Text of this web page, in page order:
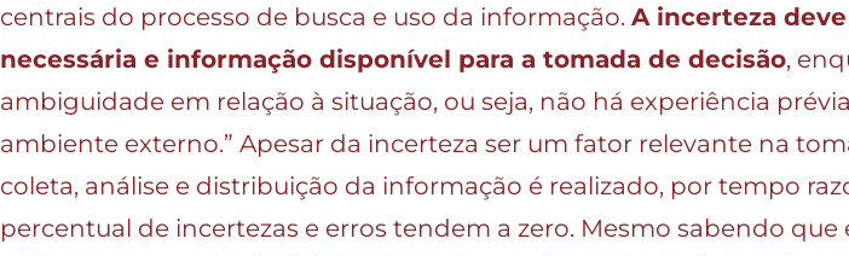
centrais do processo de busca e uso da informação. A incerteza
necessária e informação disponível para a tomada de decisão,
ambiguidade em relação à situação, ou seja, não há experiência
ambiente externo.” Apesar da incerteza ser um fator relevante na
coleta, análise e distribuição da informação é realizado, por tempo
percentual de incertezas e erros tendem a zero. Mesmo sabendo